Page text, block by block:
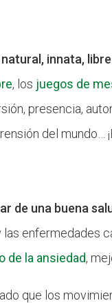
innata,
, los juegos de
presencia,
del mundo…
de una buena
enfermedades
de la ansiedad,
que los